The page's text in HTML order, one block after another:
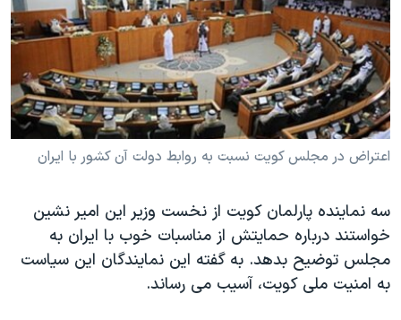
فرهنگ و زندگی
حقوق شهروندی
اقتصادی
علم و فناوری
آرشیو پخش زنده
مستندها
انتخابات ریاست جمهوری آمریکا ۲۰۲۴
حمله جمهوری اسلامی به اسرائیل
رمز مهسا
مجموعه مستندهای دادخواهی
تریبونال مردمی آبان ۹۸
دادگاه حمید نوری
دنبال کنید
زبانهای مختلف
اعتراض در مجلس کويت نسبت به روابط دولت آن کشور با ايران
سه نماينده پارلمان کويت از نخست وزير اين امير نشين
خواستند درباره حمايتش از مناسبات خوب با ايران به
مجلس توضيح بدهد. به گفته اين نمايندگان اين سياست
به امنيت ملی کويت، آسيب می رساند.